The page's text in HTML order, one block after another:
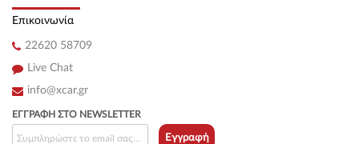
Επικοινωνία
22620 58709
Live Chat
info@xcar.gr
ΕΓΓΡΑΦΉ ΣΤΟ NEWSLETTER
Εγγραφή